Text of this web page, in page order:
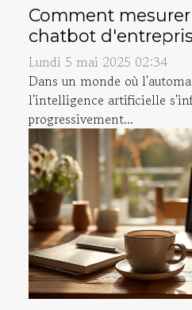
Comment
chatbot
Lundi 5 mai 2025 02:34
Dans un monde où
l'intelligence artificielle
progressivement...